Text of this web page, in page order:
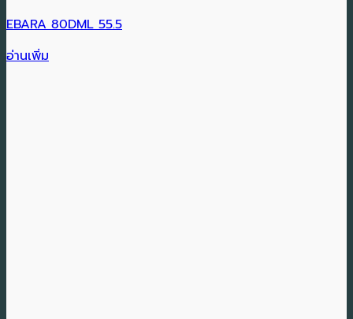
EBARA 80DML 55.5
อ่านเพิ่ม